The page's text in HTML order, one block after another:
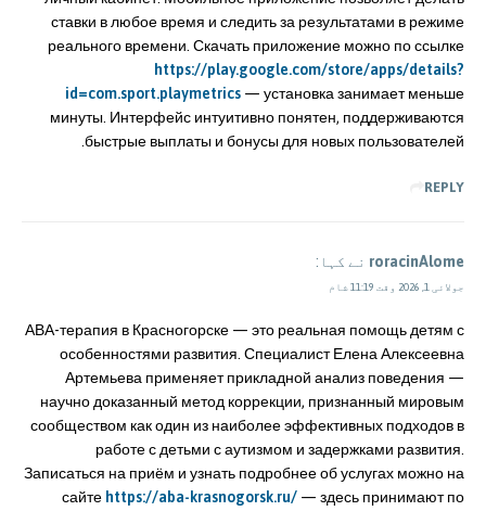
ставки в любое время и следить за результатами в режиме
реального времени. Скачать приложение можно по ссылке
https://play.google.com/store/apps/details?
id=com.sport.playmetrics — установка занимает меньше
минуты. Интерфейс интуитивно понятен, поддерживаются
быстрые выплаты и бонусы для новых пользователей.
REPLY
roracinAlome نے کہا:
جولائی 1, 2026 وقت 11:19 شام
АВА-терапия в Красногорске — это реальная помощь детям с
особенностями развития. Специалист Елена Алексеевна
Артемьева применяет прикладной анализ поведения —
научно доказанный метод коррекции, признанный мировым
сообществом как один из наиболее эффективных подходов в
работе с детьми с аутизмом и задержками развития.
Записаться на приём и узнать подробнее об услугах можно на
сайте https://aba-krasnogorsk.ru/ — здесь принимают по